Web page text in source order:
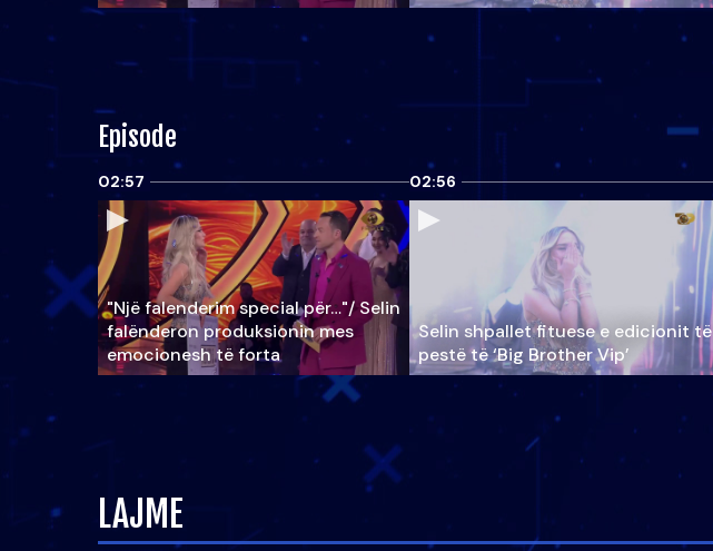
Episode
02:57
"Një falenderim special për…"/ Selin
falënderon produksionin mes
emocionesh të forta
02:56
Selin shpallet fituese e edicionit të
pestë të ‘Big Brother Vip’
LAJME